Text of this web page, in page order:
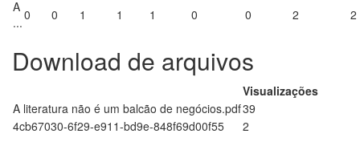
A
...0 0 1 1 1 0 0 2 2
Download de arquivos
Visualizações
A literatura não é um balcão de negócios.pdf39
4cb67030-6f29-e911-bd9e-848f69d00f55
2